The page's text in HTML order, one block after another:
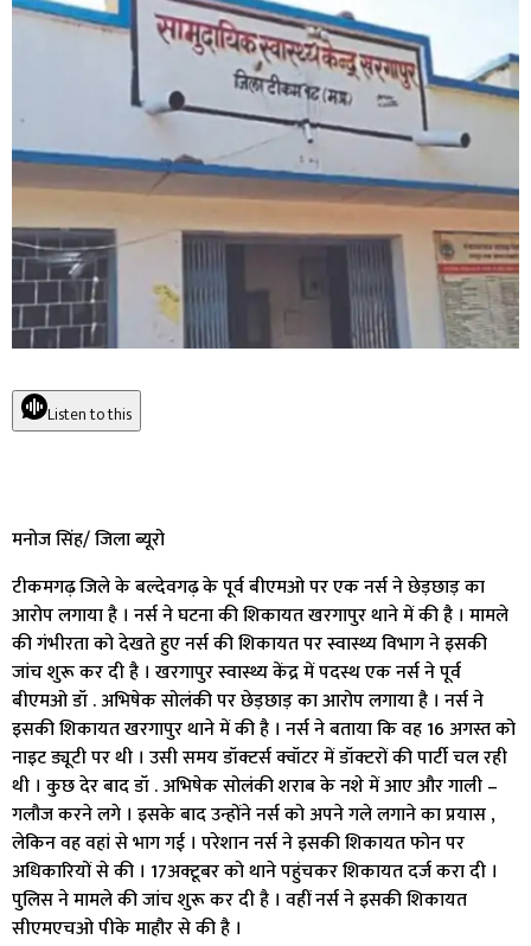
Listen to this
मनोज सिंह/ जिला ब्यूरो
टीकमगढ़ जिले के बल्देवगढ़ के पूर्व बीएमओ पर एक नर्स ने छेड़छाड़ का
आरोप लगाया है । नर्स ने घटना की शिकायत खरगापुर थाने में की है । मामले
की गंभीरता को देखते हुए नर्स की शिकायत पर स्वास्थ्य विभाग ने इसकी
जांच शुरू कर दी है । खरगापुर स्वास्थ्य केंद्र में पदस्थ एक नर्स ने पूर्व
बीएमओ डॉ . अभिषेक सोलंकी पर छेड़छाड़ का आरोप लगाया है । नर्स ने
इसकी शिकायत खरगापुर थाने में की है । नर्स ने बताया कि वह 16 अगस्त को
नाइट ड्यूटी पर थी । उसी समय डॉक्टर्स क्वॉटर में डॉक्टरों की पार्टी चल रही
थी । कुछ देर बाद डॉ . अभिषेक सोलंकी शराब के नशे में आए और गाली –
गलौज करने लगे । इसके बाद उन्होंने नर्स को अपने गले लगाने का प्रयास ,
लेकिन वह वहां से भाग गई । परेशान नर्स ने इसकी शिकायत फोन पर
अधिकारियों से की । 17अक्टूबर को थाने पहुंचकर शिकायत दर्ज करा दी ।
पुलिस ने मामले की जांच शुरू कर दी है । वहीं नर्स ने इसकी शिकायत
सीएमएचओ पीके माहौर से की है ।